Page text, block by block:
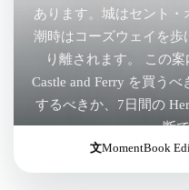
あります。城はセント
潮時はコーズウェイを歩
り離されます。 この
Castle and Ferry を買う
するべきか、7日間の
断
文MomentBook